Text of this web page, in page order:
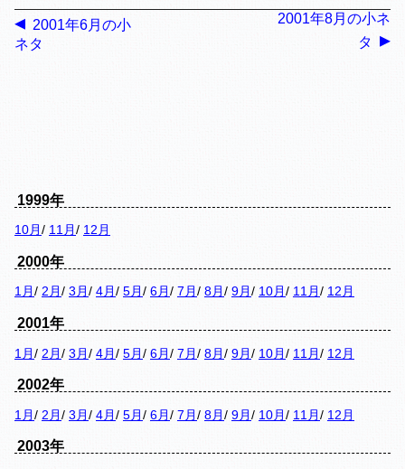
2001年6月の小
ネタ
2001年8月の小ネ
タ
1999年
10月 / 11月 / 12月
2000年
1月 / 2月 / 3月 / 4月 / 5月 / 6月 / 7月 / 8月 / 9月 / 10月 / 11月 / 12月
2001年
1月 / 2月 / 3月 / 4月 / 5月 / 6月 / 7月 / 8月 / 9月 / 10月 / 11月 / 12月
2002年
1月 / 2月 / 3月 / 4月 / 5月 / 6月 / 7月 / 8月 / 9月 / 10月 / 11月 / 12月
2003年